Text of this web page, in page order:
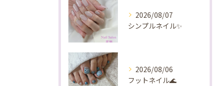
2026/08/07
シンプルネイル✨️
2026/08/06
フットネイル🌊